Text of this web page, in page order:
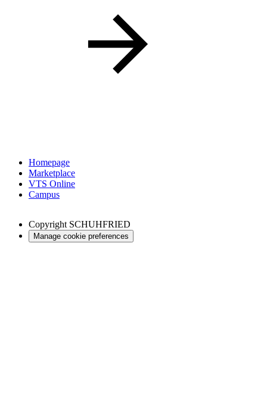
Homepage
Marketplace
VTS Online
Campus
Copyright SCHUHFRIED
Manage cookie preferences